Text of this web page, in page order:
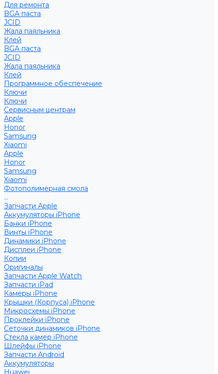
Для ремонта
BGA паста
JCID
Жала паяльника
Клей
BGA паста
JCID
Жала паяльника
Клей
Программное обеспечение
Ключи
Ключи
Сервисным центрам
Apple
Honor
Samsung
Xiaomi
Apple
Honor
Samsung
Xiaomi
Фотополимерная смола
...
Запчасти Apple
Аккумуляторы iPhone
Банки iPhone
Винты iPhone
Динамики iPhone
Дисплеи iPhone
Копии
Оригиналы
Запчасти Apple Watch
Запчасти iPad
Камеры iPhone
Крышки (Корпуса) iPhone
Микросхемы iPhone
Проклейки iPhone
Сеточки динамиков iPhone
Стекла камер iPhone
Шлейфы iPhone
Запчасти Android
Аккумуляторы
Huawei